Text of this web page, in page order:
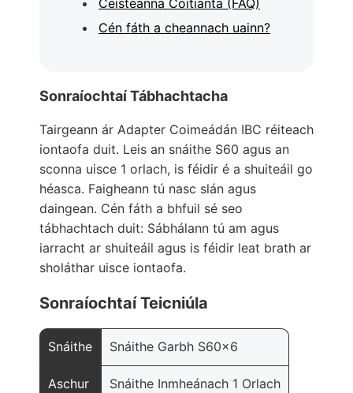
Ceisteanna Coitianta (FAQ)
Cén fáth a cheannach uainn?
Sonraíochtaí Tábhachtacha
Tairgeann ár Adapter Coimeádán IBC réiteach
iontaofa duit. Leis an snáithe S60 agus an
sconna uisce 1 orlach, is féidir é a shuiteáil go
héasca. Faigheann tú nasc slán agus
daingean. Cén fáth a bhfuil sé seo
tábhachtach duit: Sábhálann tú am agus
iarracht ar shuiteáil agus is féidir leat brath ar
sholáthar uisce iontaofa.
Sonraíochtaí Teicniúla
Snáithe Snáithe Garbh S60x6
Aschur Snáithe Inmheánach 1 Orlach